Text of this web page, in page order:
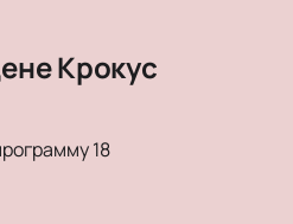
Крокус
18